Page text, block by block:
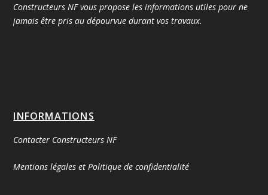
Constructeurs NF vous propose les informations utiles pour ne
jamais être pris au dépourvue durant vos travaux.
INFORMATIONS
Contacter Constructeurs NF
Mentions légales et Politique de confidentialité